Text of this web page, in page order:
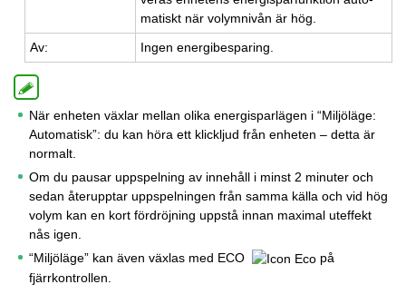
ma­tiskt när vo­lym­ni­vån är hög.
Av:
Ingen ener­gi­be­spa­ring.
När enheten växlar mellan olika energisparlägen i “Miljöläge:
Automatisk”: du kan höra ett klickljud från enheten – detta är
normalt.
Om du pausar uppspelning av innehåll i minst 2 minuter och
sedan återupptar uppspelningen från samma källa och vid hög
volym kan en kort fördröjning uppstå innan maximal uteffekt
nås igen.
“Miljöläge” kan även växlas med ECO
på
fjärrkontrollen.